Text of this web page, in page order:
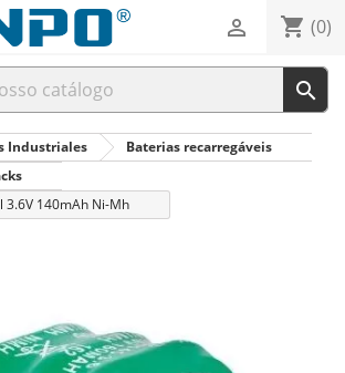
shopping_cart (0)


Industriales
Baterias recarregáveis
140mAh Ni-Mh